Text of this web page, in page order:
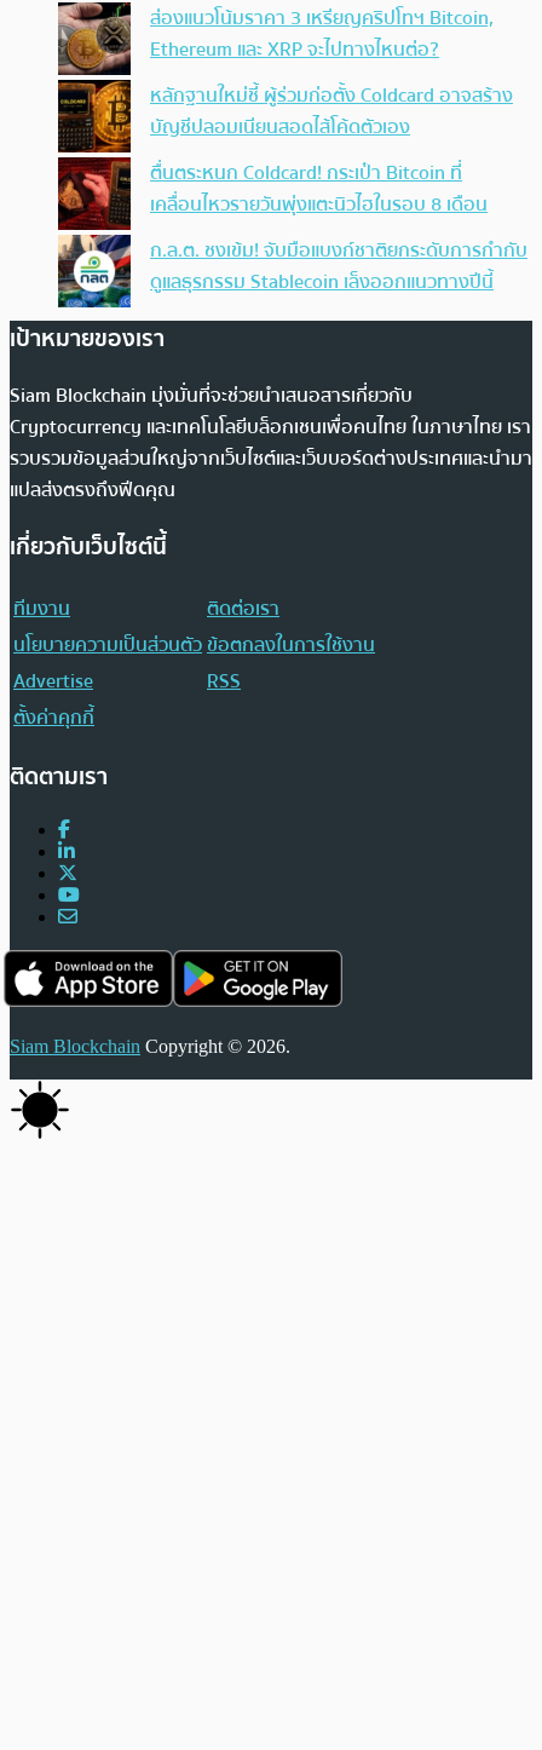
ส่องแนวโน้มราคา 3 เหรียญคริปโทฯ Bitcoin,
Ethereum และ XRP จะไปทางไหนต่อ?
หลักฐานใหม่ชี้ ผู้ร่วมก่อตั้ง Coldcard อาจสร้าง
บัญชีปลอมเนียนสอดไส้โค้ดตัวเอง
ตื่นตระหนก Coldcard! กระเป๋า Bitcoin ที่
เคลื่อนไหวรายวันพุ่งแตะนิวไฮในรอบ 8 เดือน
ก.ล.ต. ชงเข้ม! จับมือแบงก์ชาติยกระดับการกำกับ
ดูแลธุรกรรม Stablecoin เล็งออกแนวทางปีนี้
เป้าหมายของเรา
Siam Blockchain มุ่งมั่นที่จะช่วยนำเสนอสารเกี่ยวกับ
Cryptocurrency และเทคโนโลยีบล็อกเชนเพื่อคนไทย ในภาษาไทย เรา
รวบรวมข้อมูลส่วนใหญ่จากเว็บไซต์และเว็บบอร์ดต่างประเทศและนำมา
แปลส่งตรงถึงฟีดคุณ
เกี่ยวกับเว็บไซต์นี้
ทีมงาน
ติดต่อเรา
นโยบายความเป็นส่วนตัวข้อตกลงในการใช้งาน
Advertise
RSS
ตั้งค่าคุกกี้
ติดตามเรา
Siam Blockchain Copyright © 2026.